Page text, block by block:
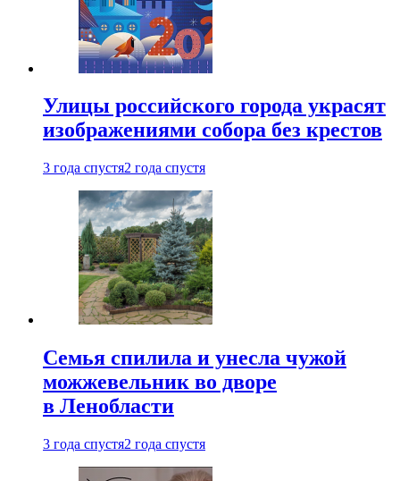
Улицы российского города украсят
изображениями собора без крестов
3 года спустя2 года спустя
Семья спилила и унесла чужой
можжевельник во дворе
в Ленобласти
3 года спустя2 года спустя